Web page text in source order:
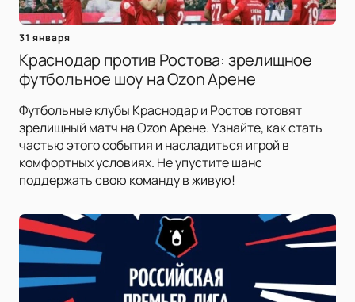
31 января
Краснодар против Ростова: зрелищное
футбольное шоу на Ozon Арене
Футбольные клубы Краснодар и Ростов готовят
зрелищный матч на Ozon Арене. Узнайте, как стать
частью этого события и насладиться игрой в
комфортных условиях. Не упустите шанс
поддержать свою команду в живую!